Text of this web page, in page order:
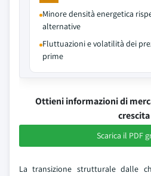
Minore densità energetica
alternative
Fluttuazioni e volatilità dei
prime
Ottieni informazioni di
crescita
Scarica il PDF
La transizione strutturale dalle